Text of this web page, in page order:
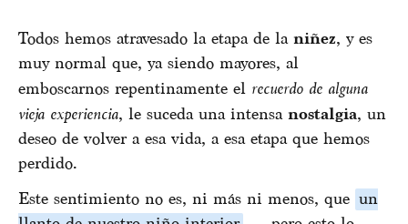
Todos hemos atravesado la etapa de la niñez, y es
muy normal que, ya siendo mayores, al
emboscarnos repentinamente el recuerdo de alguna
vieja experiencia, le suceda una intensa nostalgia, un
deseo de volver a esa vida, a esa etapa que hemos
perdido.
Este sentimiento no es, ni más ni menos, que un